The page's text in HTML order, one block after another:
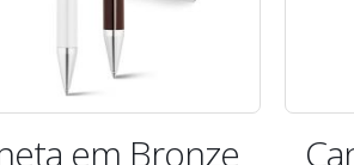
em Bronze